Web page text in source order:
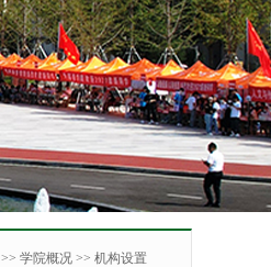
>> 学院概况 >> 机构设置